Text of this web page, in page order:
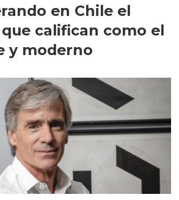
en Chile el
califican como el
y moderno